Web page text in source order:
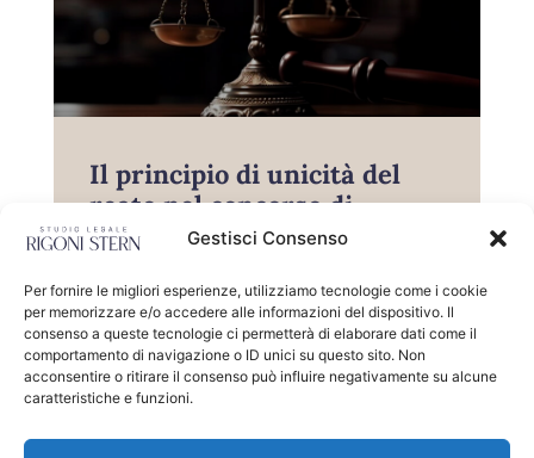
Gestisci Consenso
Per fornire le migliori esperienze, utilizziamo tecnologie come i cookie
per memorizzare e/o accedere alle informazioni del dispositivo. Il
consenso a queste tecnologie ci permetterà di elaborare dati come il
comportamento di navigazione o ID unici su questo sito. Non
acconsentire o ritirare il consenso può influire negativamente su alcune
caratteristiche e funzioni.
Il principio di unicità del
reato nel concorso di
persone dopo la sentenza
Corte di Cassazione n.
27727/2024.
(Cass. pen., Sez. Unite, Sent., (data ud. 14/12/2023)
11/07/2024, n. 27727- presidente: Cassano